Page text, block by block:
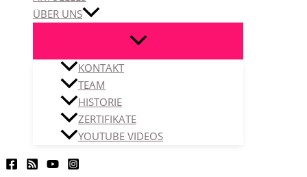
ÜBER UNS
KONTAKT
TEAM
HISTORIE
ZERTIFIKATE
YOUTUBE VIDEOS